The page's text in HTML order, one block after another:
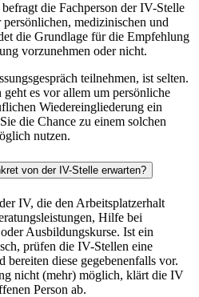
die Fachperson der IV-Stelle
medizinischen und
die Grundlage für die Empfehlung
vorzunehmen oder nicht.
teilnehmen, ist selten.
geht es vor allem um persönliche
Wiedereingliederung ein
die Chance zu einem solchen
nutzen.
von der IV-Stelle erwarten?
IV, die den Arbeitsplatzerhalt
Hilfe bei
Ausbildungskurse. Ist ein
prüfen die IV-Stellen eine
diese gegebenenfalls vor.
nicht (mehr) möglich, klärt die IV
Person ab.